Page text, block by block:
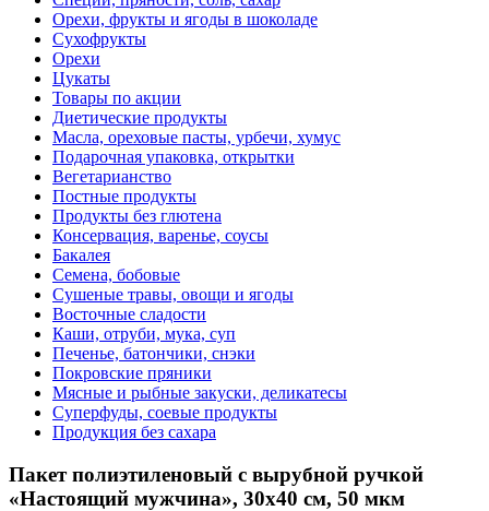
Орехи, фрукты и ягоды в шоколаде
Сухофрукты
Орехи
Цукаты
Товары по акции
Диетические продукты
Масла, ореховые пасты, урбечи, хумус
Подарочная упаковка, открытки
Вегетарианство
Постные продукты
Продукты без глютена
Консервация, варенье, соусы
Бакалея
Семена, бобовые
Сушеные травы, овощи и ягоды
Восточные сладости
Каши, отруби, мука, суп
Печенье, батончики, снэки
Покровские пряники
Мясные и рыбные закуски, деликатесы
Суперфуды, соевые продукты
Продукция без сахара
Пакет полиэтиленовый с вырубной ручкой
«Настоящий мужчина», 30х40 см, 50 мкм